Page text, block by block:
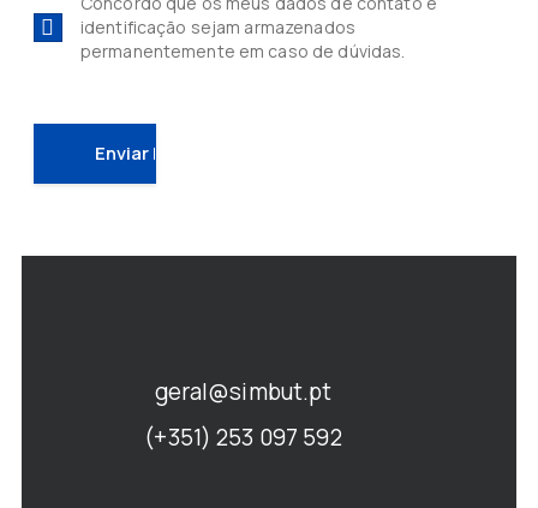
identificação sejam armazenados
permanentemente em caso de dúvidas.
geral@simbut.pt
(+351) 253 097 592